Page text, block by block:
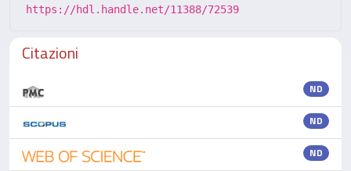
https://hdl.handle.net/11388/72539
Citazioni
ND
ND
ND